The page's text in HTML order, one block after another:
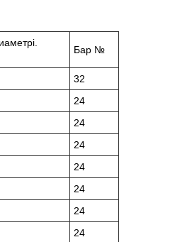
Бар №
32
24
24
24
24
24
24
24